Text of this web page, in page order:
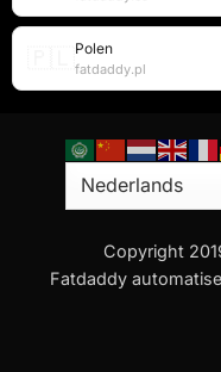
Polen
fatdaddy.pl
Copyright
Fatdaddy